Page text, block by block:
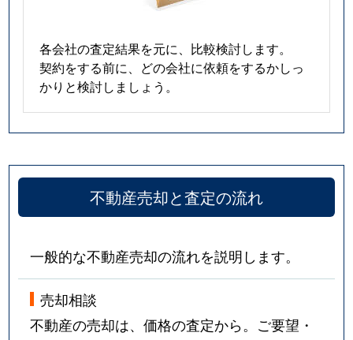
各会社の査定結果を元に、比較検討します。
契約をする前に、どの会社に依頼をするかしっ
かりと検討しましょう。
不動産売却と査定の流れ
一般的な不動産売却の流れを説明します。
売却相談
不動産の売却は、価格の査定から。ご要望・